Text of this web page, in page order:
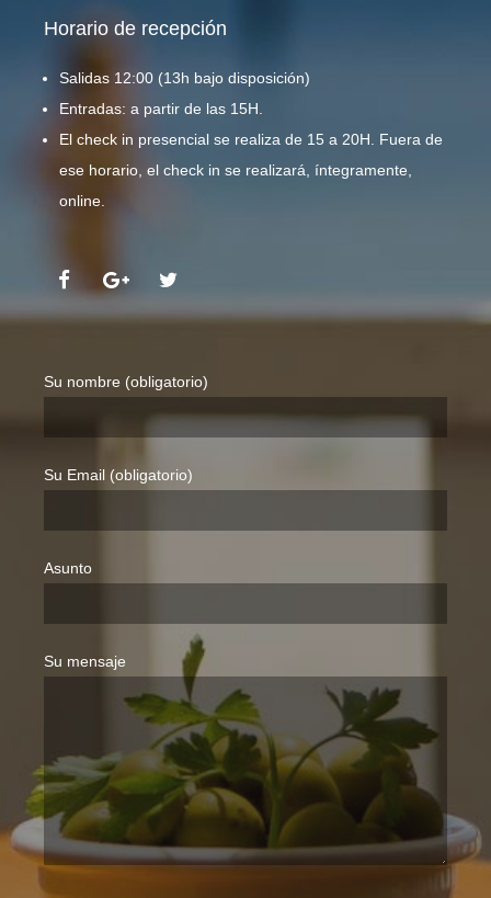
Horario de recepción
Salidas 12:00 (13h bajo disposición)
Entradas: a partir de las 15H.
El check in presencial se realiza de 15 a 20H. Fuera de
ese horario, el check in se realizará, íntegramente,
online.
Su nombre (obligatorio)
Su Email (obligatorio)
Asunto
Su mensaje